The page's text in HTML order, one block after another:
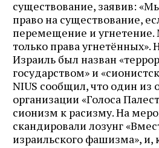
существование, заявив:
право на существование,
перемещение и
только права угнетённых».
Израиль был назван
государством» и
NIUS сообщил, что один из
организации «Голоса
сионизм к расизму. На
скандировали лозунг
израильского фашизма», и,